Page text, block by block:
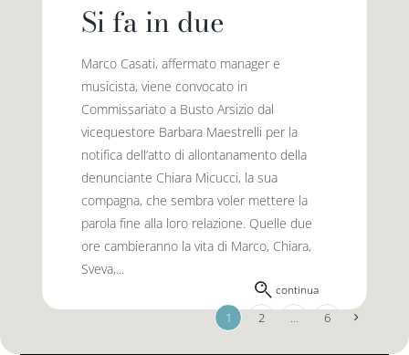
Si fa in due
Marco Casati, affermato manager e
musicista, viene convocato in
Commissariato a Busto Arsizio dal
vicequestore Barbara Maestrelli per la
notifica dell’atto di allontanamento della
denunciante Chiara Micucci, la sua
compagna, che sembra voler mettere la
parola fine alla loro relazione. Quelle due
ore cambieranno la vita di Marco, Chiara,
Sveva,...
continua
1 2 … 6